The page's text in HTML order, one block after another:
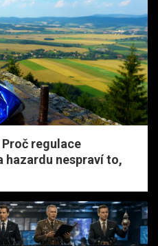
regulace
hazardu nespraví to,